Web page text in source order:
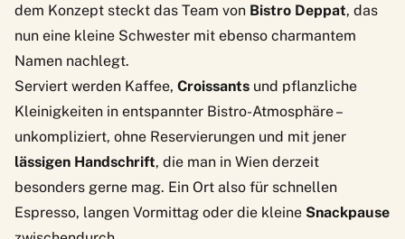
dem Konzept steckt das Team von Bistro Deppat, das
nun eine kleine Schwester mit ebenso charmantem
Namen nachlegt.
Serviert werden Kaffee, Croissants und pflanzliche
Kleinigkeiten in entspannter Bistro-Atmosphäre –
unkompliziert, ohne Reservierungen und mit jener
lässigen Handschrift, die man in Wien derzeit
besonders gerne mag. Ein Ort also für schnellen
Espresso, langen Vormittag oder die kleine Snackpause